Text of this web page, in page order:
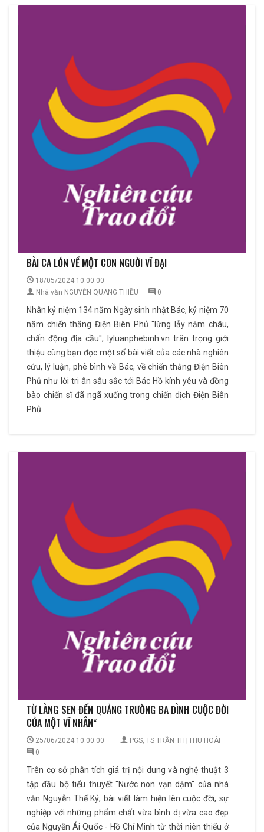
BÀI CA LỚN VỀ MỘT CON NGUỜI VĨ ĐẠI
18/05/2024 10:00:00
Nhà văn NGUYỄN QUANG THIỀU
0
Nhân kỷ niệm 134 năm Ngày sinh nhật Bác, kỷ niệm 70
năm chiến thắng Điện Biên Phủ ''lừng lẫy năm châu,
chấn động địa cầu'', lyluanphebinh.vn trân trọng giới
thiệu cùng bạn đọc một số bài viết của các nhà nghiên
cứu, lý luận, phê bình về Bác, về chiến thắng Điện Biên
Phủ như lời tri ân sâu sắc tới Bác Hồ kính yêu và đồng
bào chiến sĩ đã ngã xuống trong chiến dịch Điện Biên
Phủ.
TỪ LÀNG SEN ĐẾN QUẢNG TRƯỜNG BA ĐÌNH CUỘC ĐỜI
CỦA MỘT VĨ NHÂN*
25/06/2024 10:00:00
PGS, TS TRẦN THỊ THU HOÀI
0
Trên cơ sở phân tích giá trị nội dung và nghệ thuật 3
tập đầu bộ tiểu thuyết ''Nước non vạn dặm'' của nhà
văn Nguyễn Thế Kỷ, bài viết làm hiện lên cuộc đời, sự
nghiệp với những phẩm chất vừa bình dị vừa cao đẹp
của Nguyễn Ái Quốc - Hồ Chí Minh từ thời niên thiếu ở